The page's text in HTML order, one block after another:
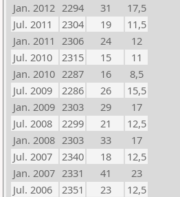
Jan. 2012 2294 31
17,5
Jul. 2011
2304 19
11,5
Jan. 2011 2306 24
12
Jul. 2010
2315 15
11
Jan. 2010 2287 16
8,5
Jul. 2009
2286 26
15,5
Jan. 2009 2303 29
17
Jul. 2008
2299 21
12,5
Jan. 2008 2303 33
17
Jul. 2007
2340 18
12,5
Jan. 2007 2331 41
23
Jul. 2006
2351 23
12,5